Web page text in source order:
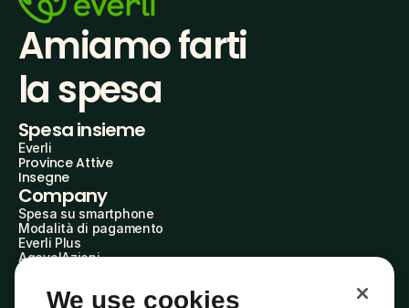
Amiamo farti
la spesa
Spesa insieme
Everli
Province Attive
Insegne
Company
Spesa su smartphone
Modalità di pagamento
Everli Plus
AgevolAzioni
Everli Shoppers
We use cookies